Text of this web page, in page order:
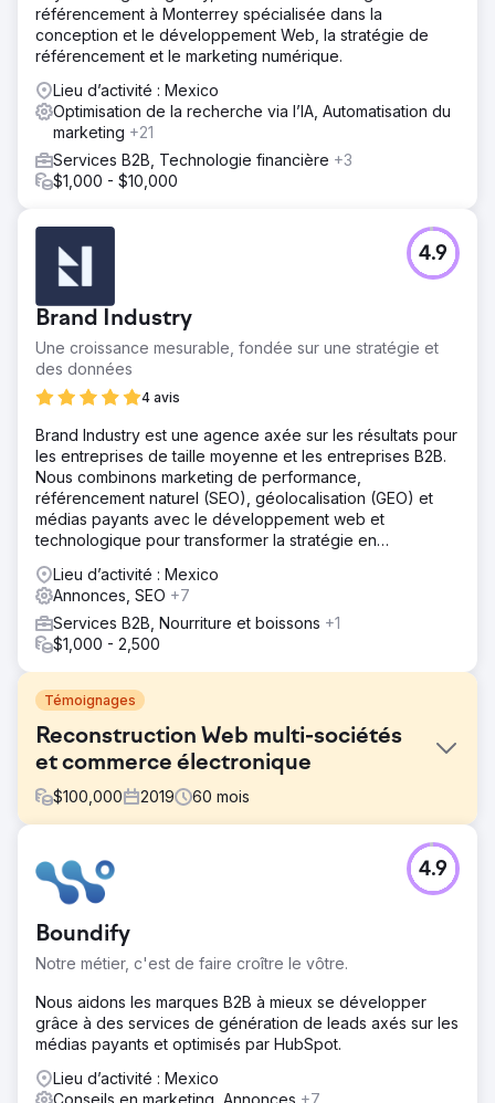
référencement à Monterrey spécialisée dans la
conception et le développement Web, la stratégie de
référencement et le marketing numérique.
Lieu d’activité : Mexico
Optimisation de la recherche via l’IA, Automatisation du
marketing +21
Services B2B, Technologie financière +3
$1,000 - $10,000
Brand Industry
Une croissance mesurable, fondée sur une stratégie et
des données
4 avis
4.9
Brand Industry est une agence axée sur les résultats pour
les entreprises de taille moyenne et les entreprises B2B.
Nous combinons marketing de performance,
référencement naturel (SEO), géolocalisation (GEO) et
médias payants avec le développement web et
technologique pour transformer la stratégie en
traçable et en marques qui se démarquent.
Lieu d’activité : Mexico
Annonces, SEO +7
Services B2B, Nourriture et boissons +1
$1,000 - 2,500
Témoignages
Reconstruction Web multi-sociétés
et commerce électronique
$100,000 2019 60 mois
Réviser la présence Web phare de notre entreprise pour
une meilleure organique ; créer de nouveaux sites Web
PA a repensé un site WordPress existant, puis a construit
un nouveau site de commerce électronique à partir d'une
entreprise enfant. Depuis plus de 5 ans, ils gèrent à la fois
le développement et la conception, intégrant nos
révisions et nos objectifs tout en nous conseillant sur les
meilleures pratiques, en tirant parti de leur vaste
expérience.
Boundify
Notre métier, c'est de faire croître le vôtre.
4.9
Nous aidons les marques B2B à mieux se développer
grâce à des services de génération de leads axés sur les
médias payants et optimisés par HubSpot.
Lieu d’activité : Mexico
Conseils en marketing, Annonces +7